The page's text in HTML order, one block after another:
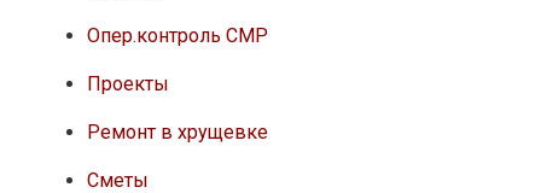
Опер.контроль СМР
Проекты
Ремонт в хрущевке
Сметы